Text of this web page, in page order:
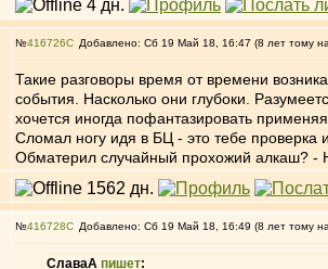
№416726 Добавлено: Сб 19 Май 18, 16:47 (8 лет тому
Такие разговоры время от времени
события. Насколько они глубоки.
хочется иногда пофантазировать
Сломал ногу идя в БЦ - это тебе проверка
Обматерил случайный прохожий алкаш? -
№416728 Добавлено: Сб 19 Май 18, 16:49 (8 лет тому
СлаваА пишет: